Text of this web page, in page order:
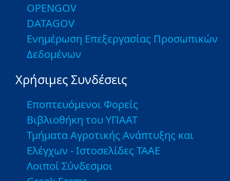
OPENGOV
DATAGOV
Ενημέρωση Επεξεργασίας Προσωπικών
Δεδομένων
Χρήσιμες Συνδέσεις
Εποπτευόμενοι Φορείς
Βιβλιοθήκη του ΥΠΑΑΤ
Τμήματα Αγροτικής Ανάπτυξης και
Ελέγχων - Ιστοσελίδες ΤΑΑΕ
Λοιποί Σύνδεσμοι